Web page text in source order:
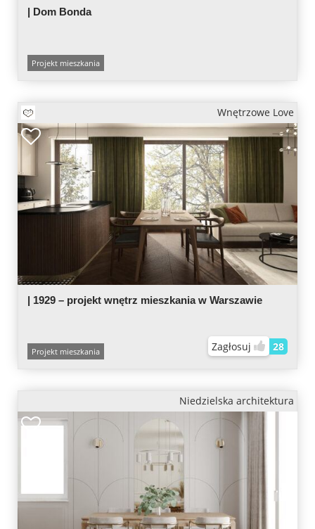
| Dom Bonda
Projekt mieszkania
Wnętrzowe Love
| 1929 – projekt wnętrz mieszkania w Warszawie
Projekt mieszkania Zagłosuj 28
Niedzielska architektura